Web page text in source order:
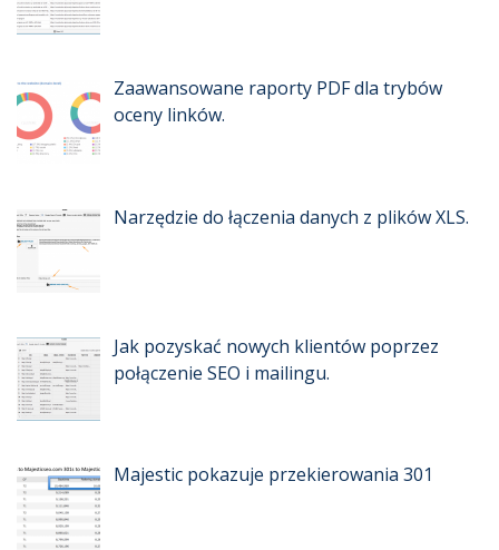
Zaawansowane raporty PDF dla trybów
oceny linków.
Narzędzie do łączenia danych z plików XLS.
Jak pozyskać nowych klientów poprzez
połączenie SEO i mailingu.
Majestic pokazuje przekierowania 301